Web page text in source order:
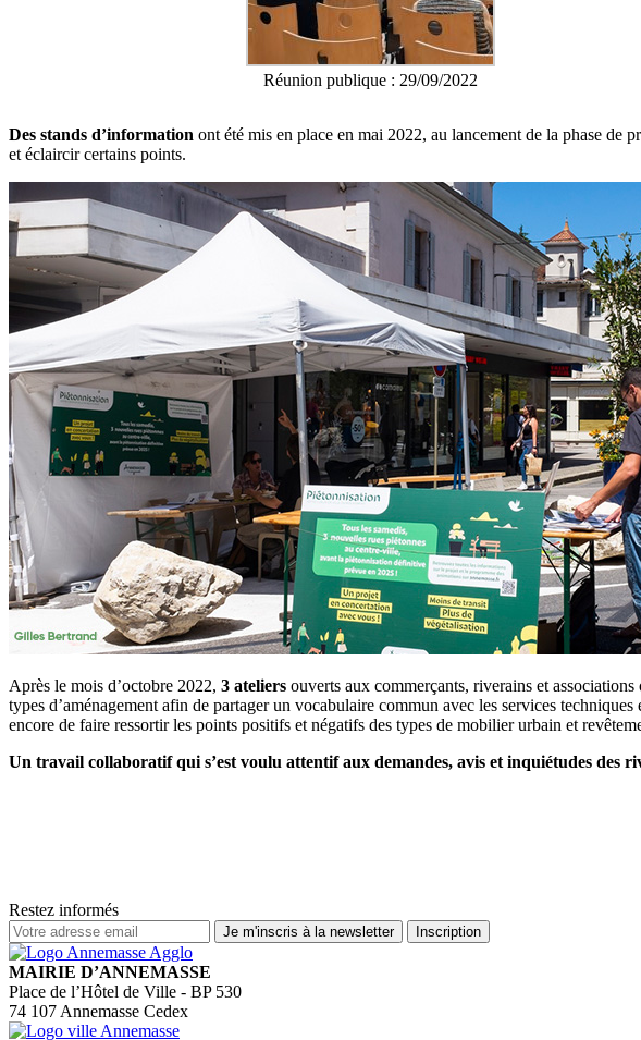
Réunion publique : 29/09/2022
Des stands d’information ont été mis en place en mai 2022, au lancement de la phase de
et éclaircir certains points.
Après le mois d’octobre 2022, 3 ateliers ouverts aux commerçants, riverains et
types d’aménagement afin de partager un vocabulaire commun avec les services
encore de faire ressortir les points positifs et négatifs des types de mobilier urbain et
Un travail collaboratif qui s’est voulu attentif aux demandes, avis et inquiétudes des
Restez informés
MAIRIE D’ANNEMASSE
Place de l’Hôtel de Ville - BP 530
74 107 Annemasse Cedex